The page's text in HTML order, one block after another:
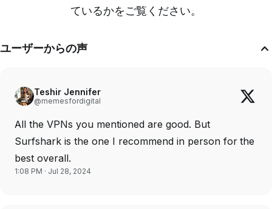
ているかをご覧ください。
ユーザーからの声
Teshir Jennifer
@memesfordigital
All the VPNs you mentioned are good. But
Surfshark is the one I recommend in person for the
best overall.
1:08 PM · Jul 28, 2024